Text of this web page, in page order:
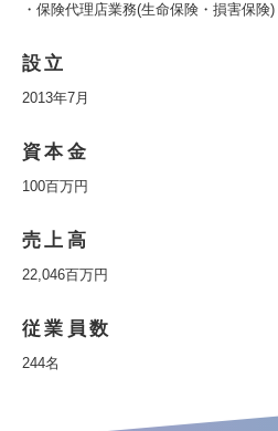
・保険代理店業務(生命保険・損害保険)
設立
2013年7月
資本金
100百万円
売上高
22,046百万円
従業員数
244名